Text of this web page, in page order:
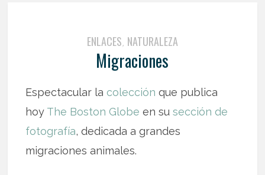
ENLACES, NATURALEZA
Migraciones
Espectacular la colección que publica
hoy The Boston Globe en susección de
fotografía, dedicada a grandes
migraciones animales.